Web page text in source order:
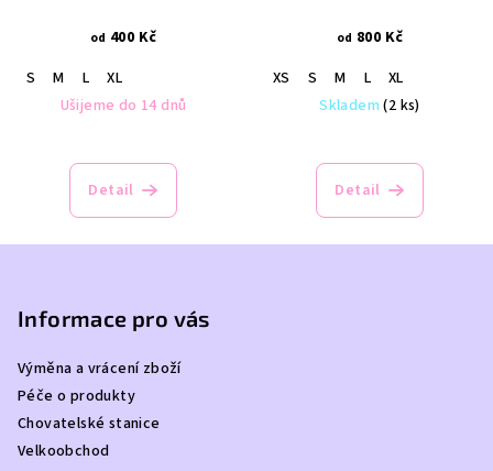
od 400 Kč
S
M L
XL
Ušijeme do 14 dnů
Detail
od 800 Kč
XS
S M L
XL
Skladem(2 ks)
Detail
Informace pro vás
Výměna a vrácení zboží
Péče o produkty
Chovatelské stanice
Velkoobchod